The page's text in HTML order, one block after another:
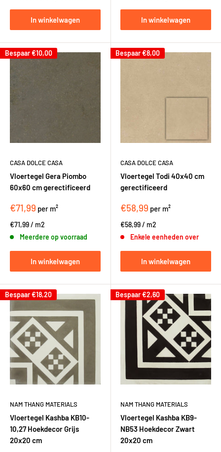
In winkelwagen In winkelwagen
Bespaar€10,00
CASA DOLCE CASA
Vloertegel Gera Piombo
60x60 cm gerectificeerd
€71,99 per m²
€71,99/ m2
Meerdere op voorraad
In winkelwagen
Bespaar€8,00
CASA DOLCE CASA
Vloertegel Todi 40x40 cm
gerectificeerd
€58,99 per m²
€58,99/ m2
Enkele eenheden over
In winkelwagen
Bespaar€18,20
NAM THANG MATERIALS
Vloertegel Kashba KB10-
10,27 Hoekdecor Grijs
20x20 cm
Bespaar€2,60
NAM THANG MATERIALS
Vloertegel Kashba KB9-
NB53 Hoekdecor Zwart
20x20 cm